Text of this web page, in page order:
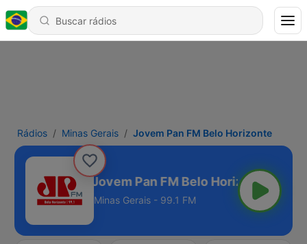
Rádios Minas Gerais Jovem Pan FM Belo Horizonte
Jovem Pan FM Belo Horizonte
Minas Gerais - 99.1 FM